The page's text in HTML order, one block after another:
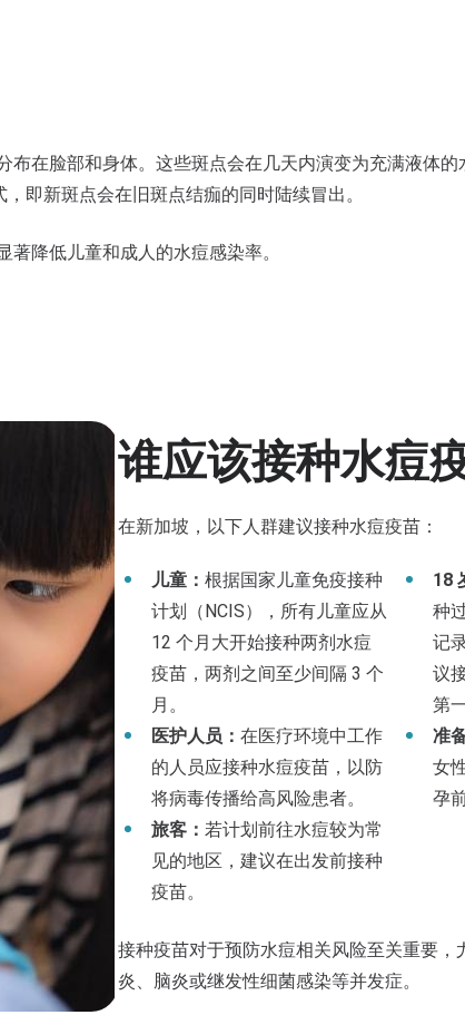
布在脸部和身体。这些斑点会在几天内演变为充满液体
即新斑点会在旧斑点结痂的同时陆续冒出。
降低儿童和成人的水痘感染率。
谁应该接种水痘
在新加坡，以下人群建议接种水痘疫苗：
儿童： 根据国家儿童免疫接种
计划（NCIS），所有儿童应从
12 个月大开始接种两剂水痘
疫苗，两剂之间至少间隔 3 个
月。
18
种
记
议
第
医护人员： 在医疗环境中工作
的人员应接种水痘疫苗，以防
将病毒传播给高风险患者。
准
女
孕
旅客： 若计划前往水痘较为常
见的地区，建议在出发前接种
疫苗。
接种疫苗对于预防水痘相关风险至关重要，
炎、脑炎或继发性细菌感染等并发症。